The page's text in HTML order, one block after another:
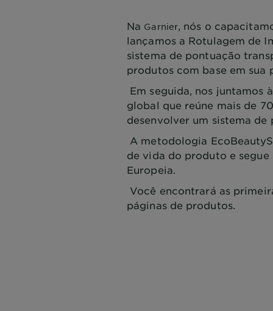
Na Garnier, nós o
lançamos a Rotulagem de
sistema de pontuação
produtos com base em sua
Em seguida, nos juntamos
global que reúne mais de
desenvolver um sistema
A metodologia
de vida do produto e
Europeia.
Você encontrará as
páginas de produtos.